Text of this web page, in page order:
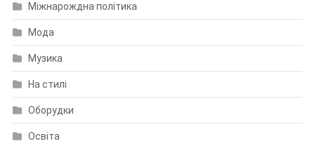
Міжнарождна політика
Мода
Музика
На стилі
Оборудки
Освіта